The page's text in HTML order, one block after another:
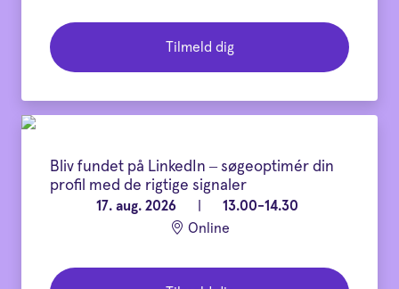
Tilmeld dig
Bliv fundet på LinkedIn – søgeoptimér din
profil med de rigtige signaler
17. aug. 2026
13.00-14.30
Online